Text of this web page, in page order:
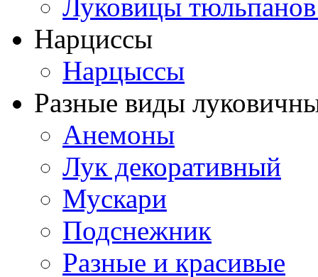
Луковицы
Нарциссы
Нарцыссы
Разные виды
Анемоны
Лук декоративный
Мускари
Подснежник
Разные и красивые